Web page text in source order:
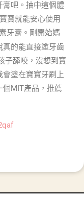
膏吧。抽中這個體
寶就能安心使用
牙膏。剛開始媽
真的能直接塗牙齒
子舔咬，沒想到寶
會塗在寶寶牙刷上
個MIT產品，推薦